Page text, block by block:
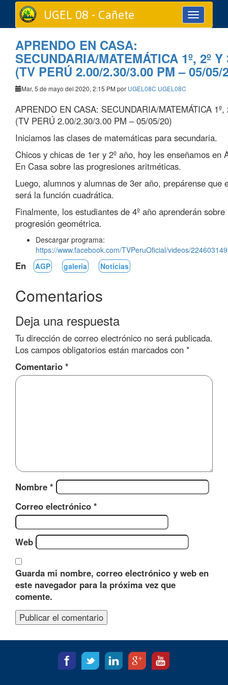
Toggle
navigation
UGEL 08 - Cañete
APRENDO EN CASA:
SECUNDARIA/MATEMÁTICA 1º, 2º Y
(TV PERÚ 2.00/2.30/3.00 PM – 05/05/
Mar, 5 de mayo del 2020, 2:15 PM por UGEL08C UGEL08C
APRENDO EN CASA: SECUNDARIA/MATEMÁTICA 1º,
(TV PERÚ 2.00/2.30/3.00 PM – 05/05/20)
Iniciamos las clases de matemáticas para secundaria.
Chicos y chicas de 1er y 2º año, hoy les enseñamos en
En Casa sobre las progresiones aritméticas.
Luego, alumnos y alumnas de 3er año, prepárense que
será la función cuadrática.
Finalmente, los estudiantes de 4º año aprenderán sobre
progresión geométrica.
Descargar programa:
https://www.facebook.com/TVPeruOficial/videos/
En AGP galeria Noticias
Comentarios
Deja una respuesta
Tu dirección de correo electrónico no será publicada.
Los campos obligatorios están marcados con *
Comentario *
Nombre *
Correo electrónico *
Web
Guarda mi nombre, correo electrónico y web en
este navegador para la próxima vez que
comente.